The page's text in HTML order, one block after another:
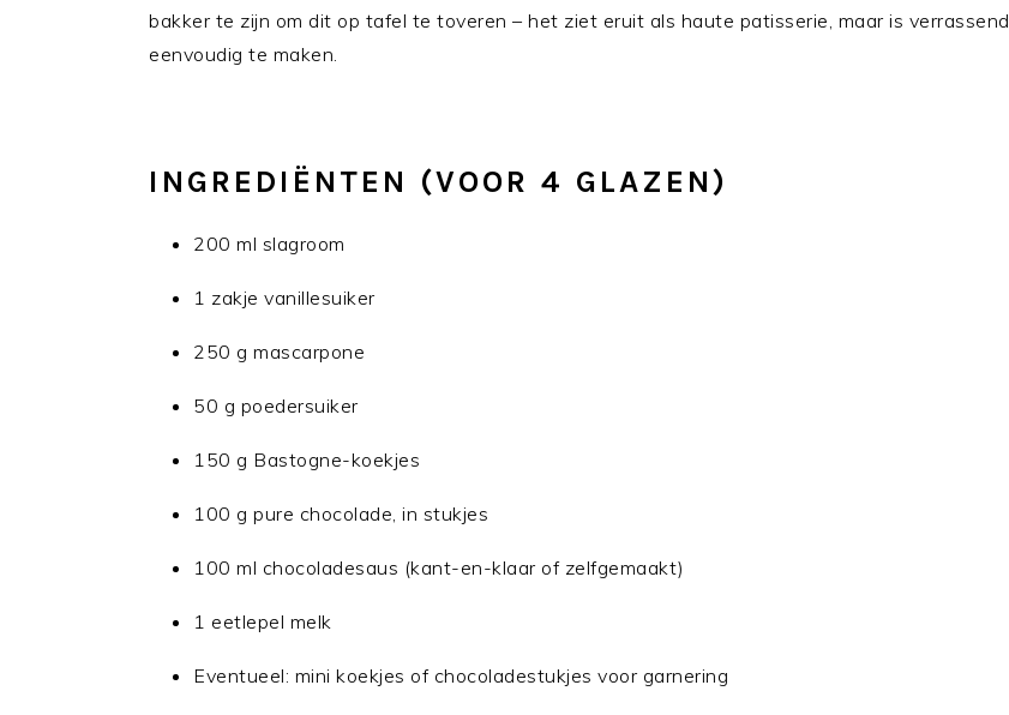
bakker te zijn om dit op tafel te toveren – het ziet eruit als haute patisserie, maar is verrassend
eenvoudig te maken.
INGREDIËNTEN (VOOR 4 GLAZEN)
200 ml slagroom
1 zakje vanillesuiker
250 g mascarpone
50 g poedersuiker
150 g Bastogne-koekjes
100 g pure chocolade, in stukjes
100 ml chocoladesaus (kant-en-klaar of zelfgemaakt)
1 eetlepel melk
Eventueel: mini koekjes of chocoladestukjes voor garnering